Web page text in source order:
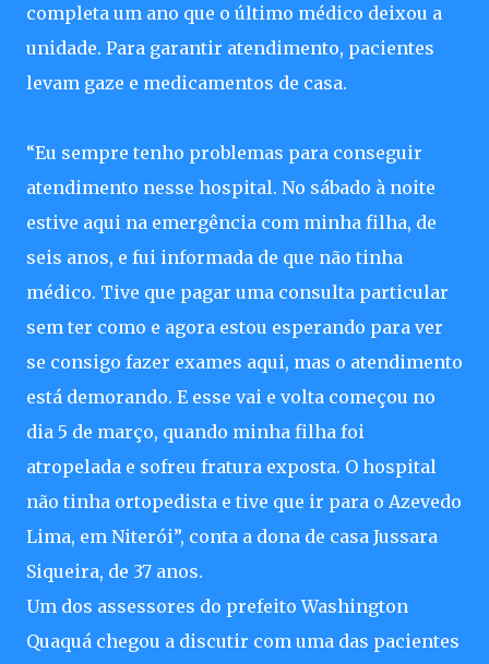
completa um ano que o último médico deixou a
unidade. Para garantir atendimento, pacientes
levam gaze e medicamentos de casa.
“Eu sempre tenho problemas para conseguir
atendimento nesse hospital. No sábado à noite
estive aqui na emergência com minha filha, de
seis anos, e fui informada de que não tinha
médico. Tive que pagar uma consulta particular
sem ter como e agora estou esperando para ver
se consigo fazer exames aqui, mas o atendimento
está demorando. E esse vai e volta começou no
dia 5 de março, quando minha filha foi
atropelada e sofreu fratura exposta. O hospital
não tinha ortopedista e tive que ir para o Azevedo
Lima, em Niterói”, conta a dona de casa Jussara
Siqueira, de 37 anos.
Um dos assessores do prefeito Washington
Quaquá chegou a discutir com uma das pacientes